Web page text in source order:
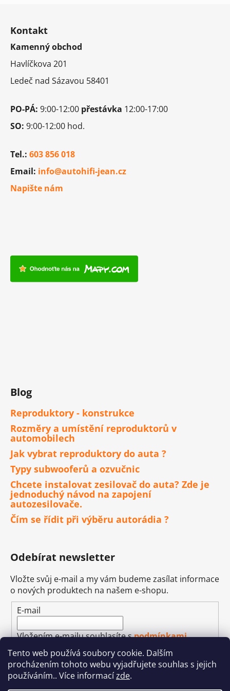
Tento web používá soubory cookie. Dalším
procházením tohoto webu vyjadřujete souhlas s jejich
používáním.. Více informacízde.
Kontakt
Kamenný obchod
Havlíčkova 201
Ledeč nad Sázavou 58401
PO-PÁ: 9:00-12:00 přestávka 12:00-17:00
SO: 9:00-12:00 hod.
Tel.: 603 856 018
Email: info@autohifi-jean.cz
Napište nám
Blog
Reproduktory - konstrukce
Rozměry a umístění reproduktorů v
automobilech
Jak vybrat reproduktory do auta ?
Typy subwooferů a ozvučnic
Chcete instalovat zesilovač do auta? Zde je
jednoduchý návod na zapojení
autozesilovače.
Čím se řídit při výběru autorádia ?
Odebírat newsletter
Vložte svůj e-mail a my vám budeme zasílat informace
o nových produktech na našem e-shopu.
E-mail
Vložením e-mailu souhlasíte spodmínkami
ochrany osobních údajů
PŘIHLÁSIT SE